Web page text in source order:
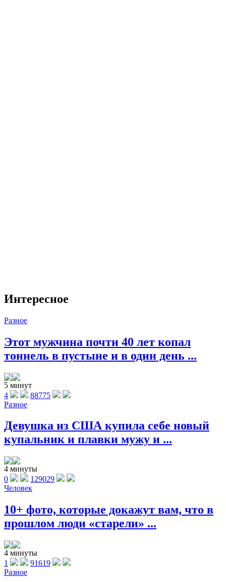
Интересное
Разное
Этот мужчина почти 40 лет копал
тоннель в пустыне и в один день ...
5 минут
4
88775
Разное
Девушка из США купила себе новый
купальник и плавки мужу и ...
4 минуты
0
129029
Человек
10+ фото, которые докажут вам, что в
прошлом люди «старели» ...
4 минуты
1
91619
Разное